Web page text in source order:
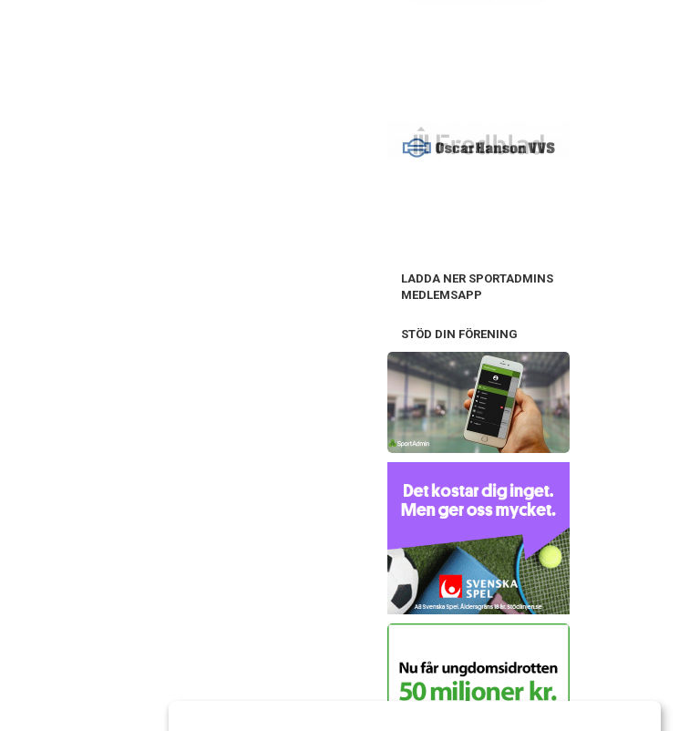
LADDA NER SPORTADMINS
MEDLEMSAPP
STÖD DIN FÖRENING